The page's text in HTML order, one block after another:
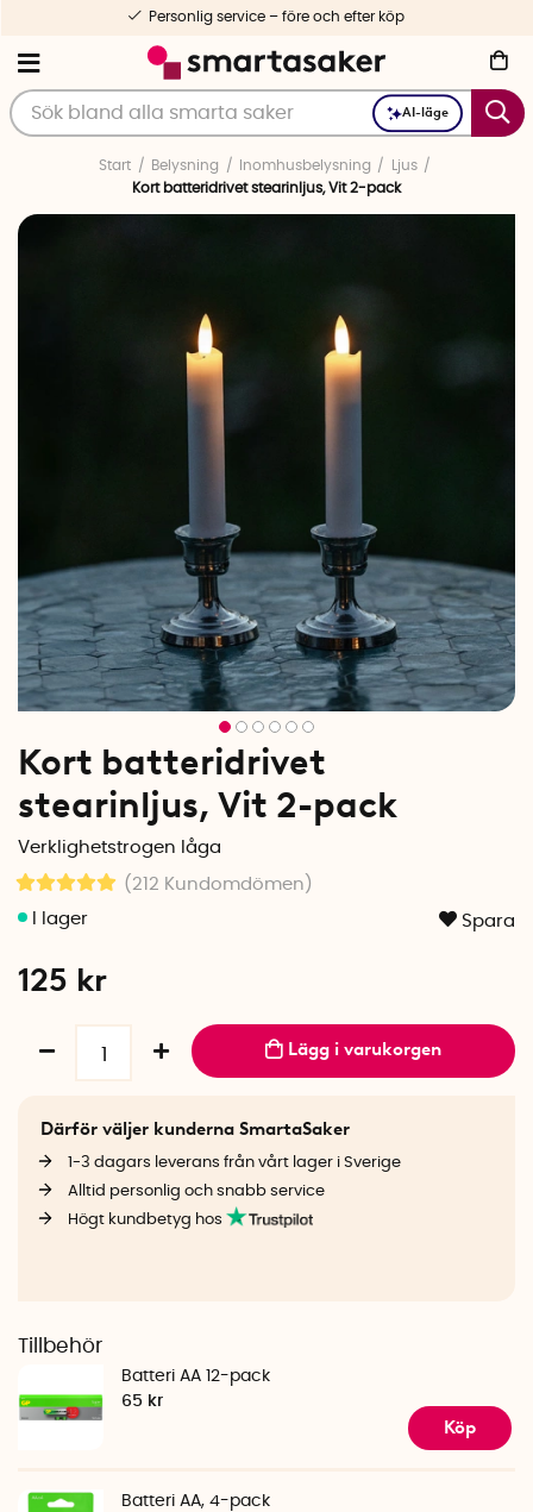
AI-läge
Personlig service – före och efter köp
Start Belysning Inomhusbelysning
Ljus
Kort batteridrivet stearinljus, Vit 2-pack
Kort batteridrivet
stearinljus, Vit 2-pack
Verklighetstrogen låga
(212 Kundomdömen )
Spara
125 kr
Lägg i varukorgen
Därför väljer kunderna SmartaSaker
1-3 dagars leverans från vårt lager i Sverige
Alltid personlig och snabb service
Högt kundbetyg hos
Tillbehör
Batteri AA 12-pack
65 kr
Köp
Batteri AA, 4-pack